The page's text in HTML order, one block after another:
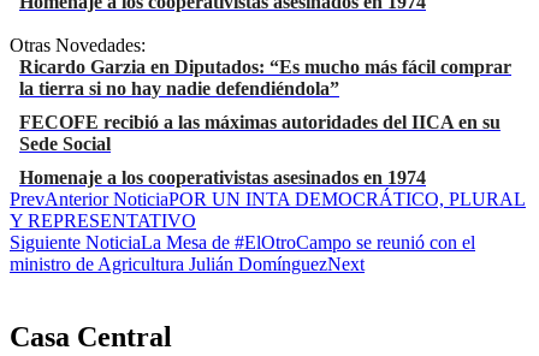
Otras Novedades:
Ricardo Garzia en Diputados: “Es mucho más fácil comprar
la tierra si no hay nadie defendiéndola”
FECOFE recibió a las máximas autoridades del IICA en su
Sede Social
Homenaje a los cooperativistas asesinados en 1974
PrevAnterior NoticiaPOR UN INTA DEMOCRÁTICO, PLURAL
Y REPRESENTATIVO
Siguiente NoticiaLa Mesa de #ElOtroCampo se reunió con el
ministro de Agricultura Julián DomínguezNext
Casa Central